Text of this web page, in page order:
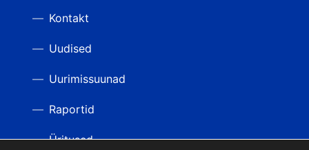
Kontakt
Uudised
Uurimissuunad
Raportid
Üritused